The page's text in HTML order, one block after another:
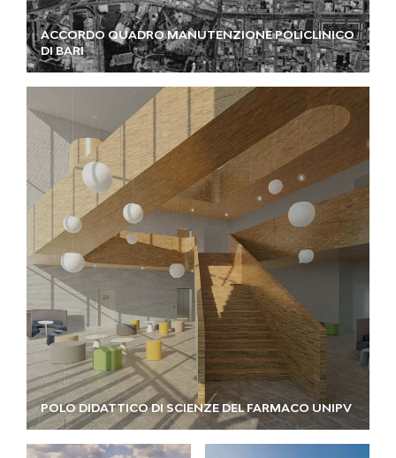
ACCORDO QUADRO MANUTENZIONE POLICLINICO
DI BARI
POLO DIDATTICO DI SCIENZE DEL FARMACO UNIPV